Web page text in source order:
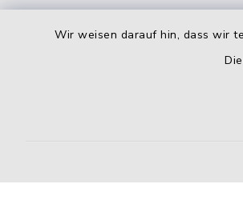
Wir weisen darauf hin, dass wir